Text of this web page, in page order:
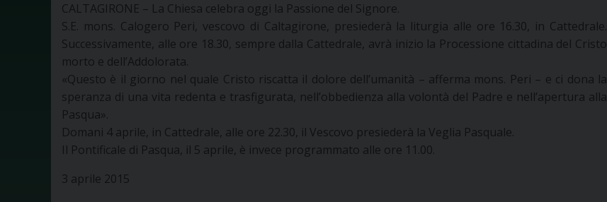
CALTAGIRONE – La Chiesa celebra oggi la Passione del Signore.
S.E. mons. Calogero Peri, vescovo di Caltagirone, presiederà la liturgia alle ore 16.30, in Cattedrale.
Successivamente, alle ore 18.30, sempre dalla Cattedrale, avrà inizio la Processione cittadina del Cristo
morto e dell’Addolorata.
«Questo è il giorno nel quale Cristo riscatta il dolore dell’umanità – afferma mons. Peri – e ci dona la
speranza di una vita redenta e trasfigurata, nell’obbedienza alla volontà del Padre e nell’apertura alla
Pasqua».
Domani 4 aprile, in Cattedrale, alle ore 22.30, il Vescovo presiederà la Veglia Pasquale.
Il Pontificale di Pasqua, il 5 aprile, è invece programmato alle ore 11.00.
3 aprile 2015